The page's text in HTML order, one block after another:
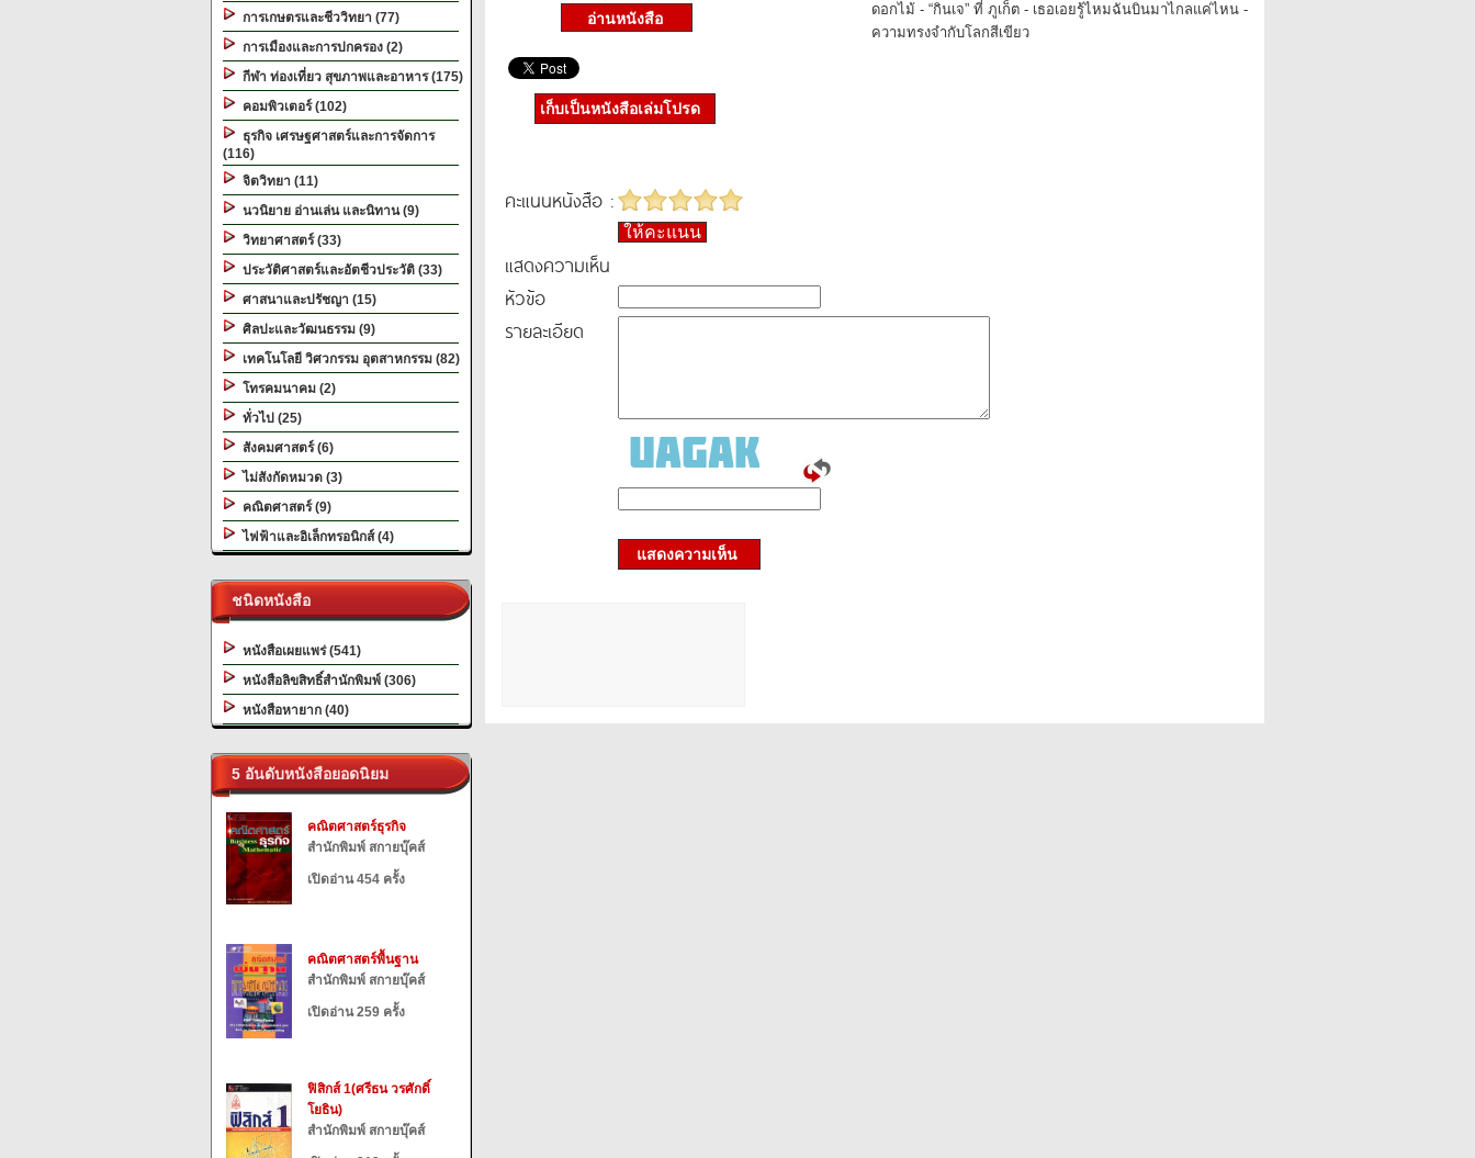
การเกษตรและชีววิทยา (77)
การเมืองและการปกครอง (2)
กีฬา ท่องเที่ยว สุขภาพและอาหาร (175)
คอมพิวเตอร์ (102)
ธุรกิจ เศรษฐศาสตร์และการจัดการ
(116)
จิตวิทยา (11)
นวนิยาย อ่านเล่น และนิทาน (9)
วิทยาศาสตร์ (33)
ประวัติศาสตร์และอัตชีวประวัติ (33)
ศาสนาและปรัชญา (15)
ศิลปะและวัฒนธรรม (9)
เทคโนโลยี วิศวกรรม อุตสาหกรรม (82)
โทรคมนาคม (2)
ทั่วไป (25)
สังคมศาสตร์ (6)
ไม่สังกัดหมวด (3)
คณิตศาสตร์ (9)
ไฟฟ้าและอิเล็กทรอนิกส์ (4)
ชนิดหนังสือ
หนังสือเผยแพร่ (541)
หนังสือลิขสิทธิ์สำนักพิมพ์ (306)
หนังสือหายาก (40)
5 อันดับหนังสือยอดนิยม
คณิตศาสตร์ธุรกิจ
สำนักพิมพ์ สกายบุ๊คส์
เปิดอ่าน 454 ครั้ง
คณิตศาสตร์พื้นฐาน
สำนักพิมพ์ สกายบุ๊คส์
เปิดอ่าน 259 ครั้ง
ฟิสิกส์ 1(ศรีธน วรศักดิ์
โยธิน)
สำนักพิมพ์ สกายบุ๊คส์
ดอกไม้ - “กินเจ” ที่ ภูเก็ต - เธอเอยรู้ไหมฉันบินมาไกลแค่ไหน -
ความทรงจำกับโลกสีเขียว
เก็บเป็นหนังสือเล่มโปรด
คะแนนหนังสือ :
ให้คะแนน
แสดงความเห็น
หัวข้อ
รายละเอียด
แสดงความเห็น